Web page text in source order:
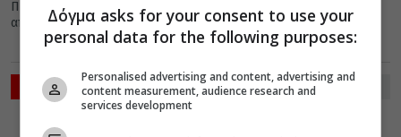
Παναγίας. Ωστόσο, η συγκεκριμένη είναι αδιαμφισβήττηα μια
από τις πιο σπάνιες...
ΡΟΗ ΕΙΔΗΣΕΩΝ
Δόγμα asks for your consent to use your
personal data for the following purposes:
Personalised advertising and content, advertising and
content measurement, audience research and
services development